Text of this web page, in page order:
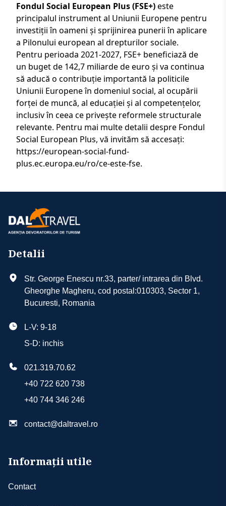
Fondul Social European Plus (FSE+)este
principalul instrument al Uniunii Europene pentru
investiții în oameni și sprijinirea punerii în aplicare
a Pilonului european al drepturilor sociale.
Pentru perioada 2021-2027, FSE+ beneficiază de
un buget de 142,7 miliarde de euro și va continua
să aducă o contribuție importantă la politicile
Uniunii Europene în domeniul social, al ocupării
forței de muncă, al educației și al competențelor,
inclusiv în ceea ce privește reformele structurale
relevante. Pentru mai multe detalii despre Fondul
Social European Plus, vă invităm să accesați:
https://european-social-fund-
plus.ec.europa.eu/ro/ce-este-fse.
Detalii
Str. George Enescu nr.33, parter/ intrarea din Blvd.
Gheorghe Magheru, cod postal:010303, Sector 1,
Bucuresti, Romania
L-V: 9-18
S-D: inchis
021.319.70.62
+40 722 620 738
+40 744 346 246
contact@daltravel.ro
Informații utile
Contact